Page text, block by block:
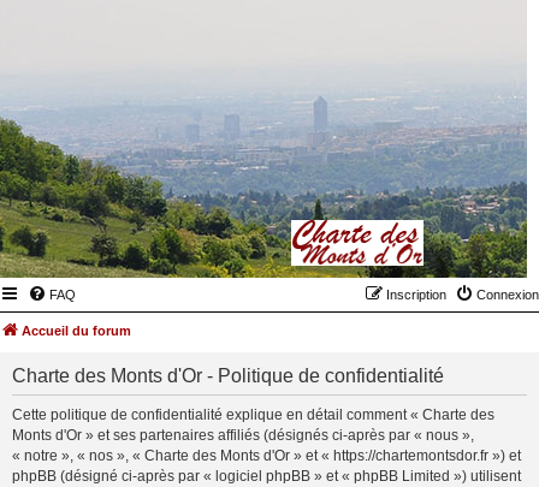
FAQ Connexion
Inscription
Accueil du forum
Charte des Monts d'Or - Politique de confidentialité
Cette politique de confidentialité explique en détail comment « Charte des
Monts d'Or » et ses partenaires affiliés (désignés ci-après par « nous »,
« notre », « nos », « Charte des Monts d'Or » et « https://chartemontsdor.fr ») et
phpBB (désigné ci-après par « logiciel phpBB » et « phpBB Limited ») utilisent